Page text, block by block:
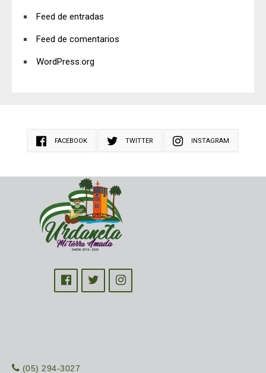
Feed de entradas
Feed de comentarios
WordPress.org
FACEBOOK TWITTER INSTAGRAM
(05) 294-3027